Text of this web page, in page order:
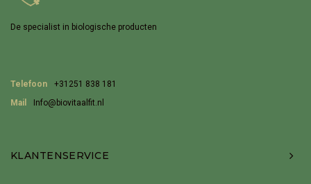
De specialist in biologische producten
Telefoon
+31251 838 181
Mail
Info@biovitaalfit.nl
KLANTENSERVICE